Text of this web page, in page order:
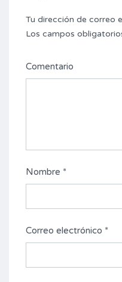
Tu dirección de correo
Los campos
Comentario
Nombre *
Correo electrónico *